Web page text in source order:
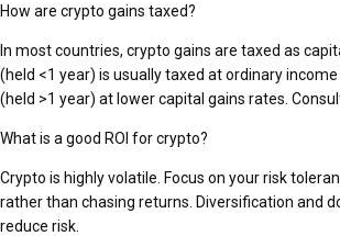
How are crypto gains taxed?
In most countries, crypto gains are taxed as
(held <1 year) is usually taxed at ordinary
(held >1 year) at lower capital gains rates.
What is a good ROI for crypto?
Crypto is highly volatile. Focus on your risk
rather than chasing returns. Diversification and
reduce risk.